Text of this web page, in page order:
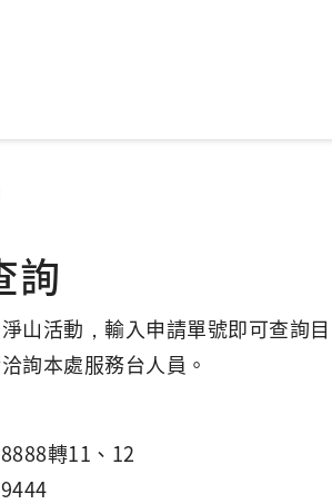
詢
山活動，輸入申請單號即可查詢
詢本處服務台人員。
轉11、12